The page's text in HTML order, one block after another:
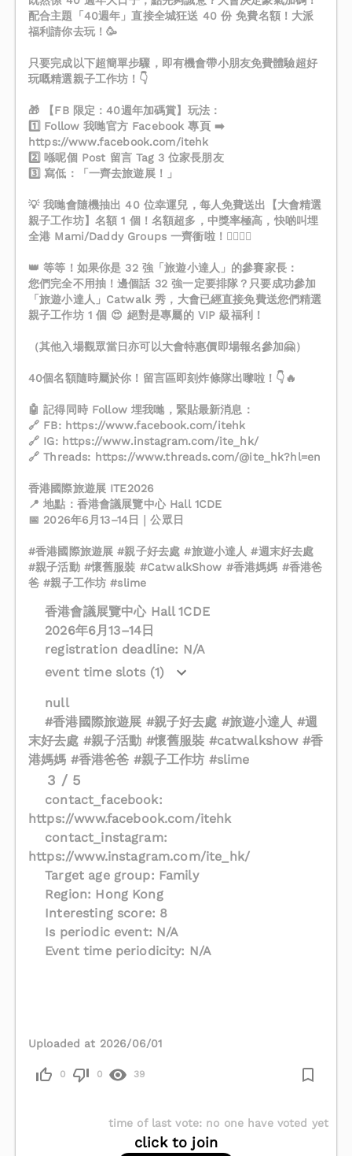
配合主題「40週年」直接全城狂送 40 份 免費名額！大派
福利請你去玩！🥳
只要完成以下超簡單步驟，即有機會帶小朋友免費體驗超好
玩嘅精選親子工作坊！👇
🎁 【FB 限定：40週年加碼賞】玩法：
1️⃣ Follow 我哋官方 Facebook 專頁 ➡️
https://www.facebook.com/itehk
2️⃣ 喺呢個 Post 留言 Tag 3 位家長朋友
3️⃣ 寫低：「一齊去旅遊展！」
💡 我哋會隨機抽出 40 位幸運兒，每人免費送出【大會精選
親子工作坊】名額 1 個！名額超多，中獎率極高，快啲叫埋
全港 Mami/Daddy Groups 一齊衝啦！🏃‍♂️🏃‍♀️
👑 等等！如果你是 32 強「旅遊小達人」的參賽家長：
您們完全不用抽！邊個話 32 強一定要排隊？只要成功參加
「旅遊小達人」Catwalk 秀，大會已經直接免費送您們精選
親子工作坊 1 個 😍 絕對是專屬的 VIP 級福利！
（其他入場觀眾當日亦可以大會特惠價即場報名參加🤗）
40個名額隨時屬於你！留言區即刻炸條隊出嚟啦！👇🔥
🤖 記得同時 Follow 埋我哋，緊貼最新消息：
🔗 FB: https://www.facebook.com/itehk
🔗 IG: https://www.instagram.com/ite_hk/
🔗 Threads: https://www.threads.com/@ite_hk?hl=en
香港國際旅遊展 ITE2026
📍 地點：香港會議展覽中心 Hall 1CDE
📅 2026年6月13–14日｜公眾日
#香港國際旅遊展 #親子好去處 #旅遊小達人 #週末好去處
#親子活動 #懷舊服裝 #CatwalkShow #香港媽媽 #香港爸
爸 #親子工作坊 #slime
香港會議展覽中心 Hall 1CDE
2026年6月13–14日
registration deadline: N/A
event time slots (1)
null
#香港國際旅遊展 #親子好去處 #旅遊小達人 #週
末好去處 #親子活動 #懷舊服裝 #catwalkshow #香
港媽媽 #香港爸爸 #親子工作坊 #slime
3 / 5
contact_facebook:
https://www.facebook.com/itehk
contact_instagram:
https://www.instagram.com/ite_hk/
Target age group: Family
Region: Hong Kong
Interesting score: 8
Is periodic event: N/A
Event time periodicity: N/A
Uploaded at 2026/06/01
0 0 39
time of last vote: no one have voted yet
click to join